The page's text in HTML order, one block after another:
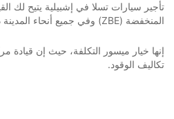
تأجير سيارات تسلا في إشبيلية يتيح لك
المنخفضة (ZBE) وفي جميع أنحاء المدينة دون قيود.
إنها خيار ميسور التكلفة، حيث إن قيادة
تكاليف الوقود.